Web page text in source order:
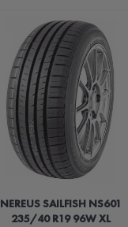
NEREUS SAILFISH NS601
235/40 R19 96W XL